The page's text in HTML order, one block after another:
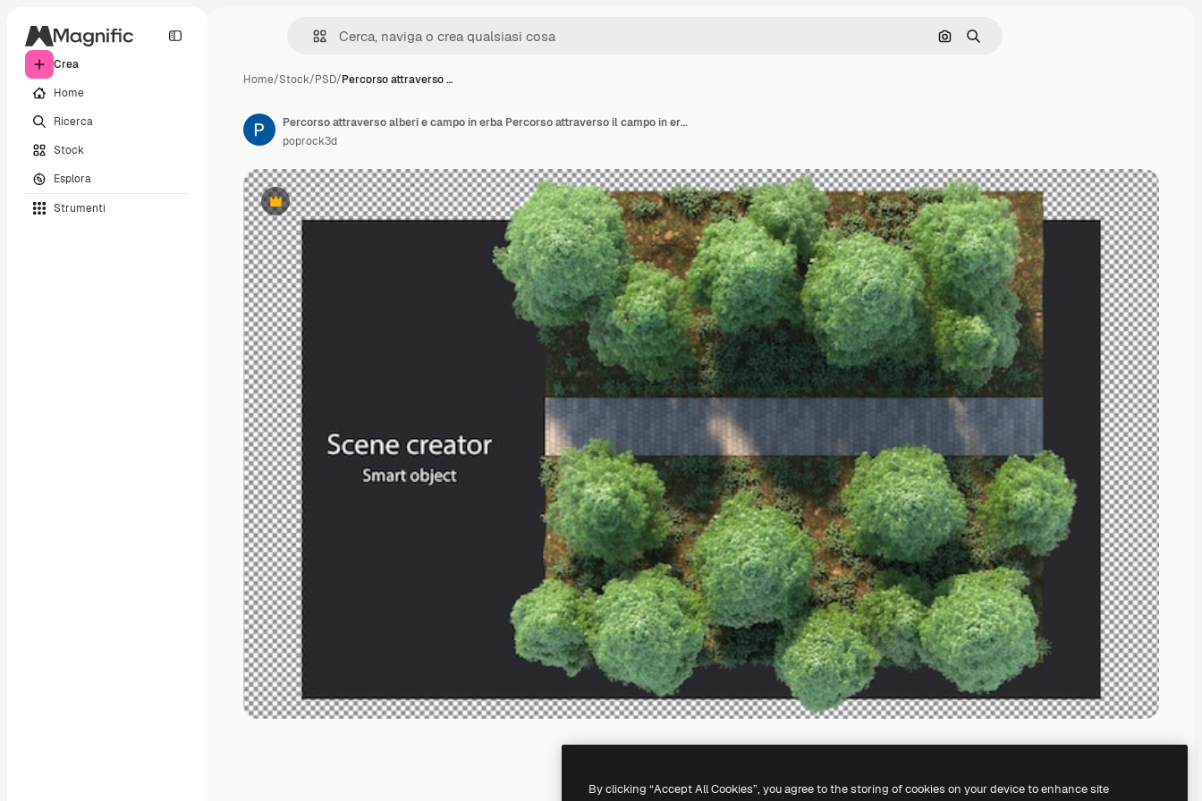
Crea
Home
Ricerca
Stock
Esplora
Strumenti
Cerca per immagine
Ricerca
Home/Stock/PSD/Percorso attraverso …
Premium
Percorso attraverso alberi e campo in erba Percorso attraverso il campo in erba e percorso di ritaglio albero
poprock3d
By clicking “Accept All Cookies”, you agree to the storing of cookies on your device to enhance site